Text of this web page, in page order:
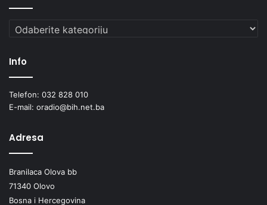
Kategorije
Info
Telefon: 032 828 010
E-mail: oradio@bih.net.ba
Adresa
Branilaca Olova bb
71340 Olovo
Bosna i Hercegovina